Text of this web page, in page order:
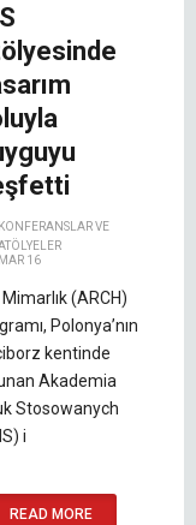
KONFERANSLAR VE
MAR 16
Mimarlık (ARCH)
Polonya’nın
kentinde
Akademia
Stosowanych
i
READ MORE